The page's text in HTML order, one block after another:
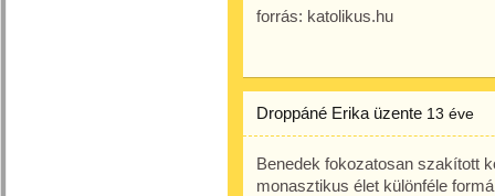
forrás: katolikus.hu
Droppáné Erika üzente 13 éve
Benedek fokozatosan szakított
monasztikus élet különféle